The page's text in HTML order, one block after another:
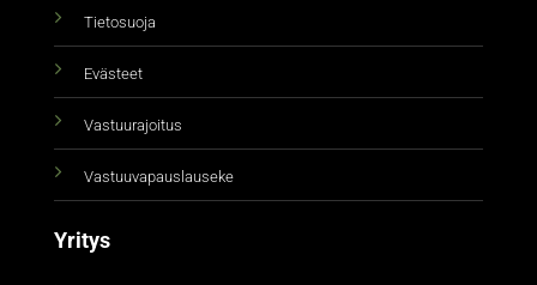
Tietosuoja
Evästeet
Vastuurajoitus
Vastuuvapauslauseke
Yritys